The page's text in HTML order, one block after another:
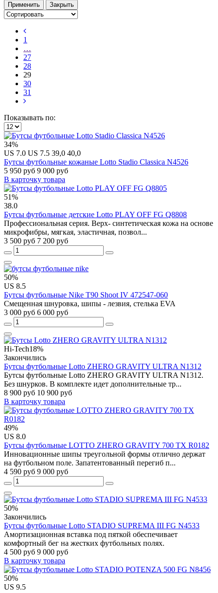
Применить Закрыть
1
…
27
28
29
30
31
Показывать по:
34%
US 7.0 US 7.5 39,0 40,0
Бутсы футбольные кожаные Lotto Stadio Classica N4526
5 950 руб 9 000 руб
В карточку товара
51%
38.0
Бутсы футбольные детские Lotto PLAY OFF FG Q8808
Профессиональная серия. Верх- синтетическая кожа на основе
микрофибры, мягкая, эластичная, позвол...
3 500 руб 7 200 руб
50%
US 8.5
Бутсы футбольные Nike T90 Shoot IV 472547-060
Смещенная шнуровка, шипы - лезвия, стелька EVA
3 000 руб 6 000 руб
Hi-Tech18%
Закончились
Бутсы футбольные Lotto ZHERO GRAVITY ULTRA N1312
Бутсы футбольные Lotto ZHERO GRAVITY ULTRA N1312.
Без шнурков. В комплекте идет дополнительные тр...
8 900 руб 10 900 руб
В карточку товара
49%
US 8.0
Бутсы футбольные LOTTO ZHERO GRAVITY 700 TX R0182
Инновационные шипы треугольной формы отлично держат
на футбольном поле. Запатентованный перегиб п...
4 590 руб 9 000 руб
50%
Закончились
Бутсы футбольные Lotto STADIO SUPREMA III FG N4533
Амортизационная вставка под пяткой обеспечивает
комфортный бег на жестких футбольных полях.
4 500 руб 9 000 руб
В карточку товара
50%
US 9.5